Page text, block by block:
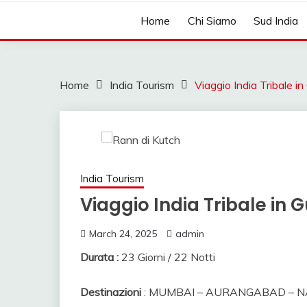
AUTISTA
VIAGGIO,VIAGGIO
NORD, VIAGGIO
INDIA, VIAGGI
AGENZIA VIAGGI
VIAGGI IN
NOLEGGIO
WHEELS,
AGENZIA VIAGGIO
VIAGGIO
Home Chi Siamo Sud India
Home India Tourism Viaggio India Tribale
India Tourism
Viaggio India Tribale in
March 24, 2025 admin
Durata : 23 Giorni / 22 Notti
Destinazioni : MUMBAI – AURANGABAD –